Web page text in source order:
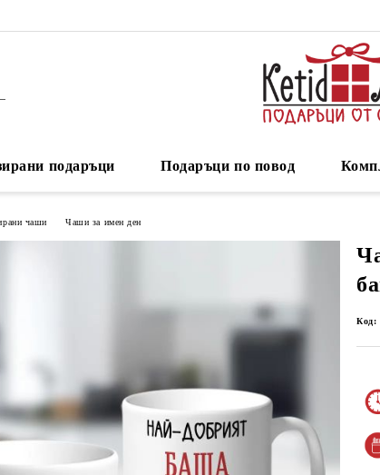
подаръци Подаръци по повод
чаши Чаши за имен ден
Код: